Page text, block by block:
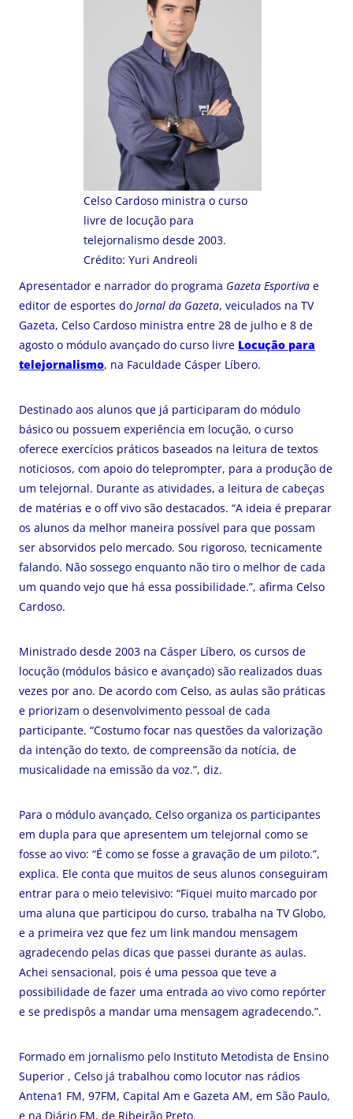
Celso Cardoso ministra o curso
livre de locução para
telejornalismo desde 2003.
Crédito: Yuri Andreoli
Apresentador e narrador do programa Gazeta Esportiva e
editor de esportes do Jornal da Gazeta, veiculados na TV
Gazeta, Celso Cardoso ministra entre 28 de julho e 8 de
agosto o módulo avançado do curso livre Locução para
telejornalismo, na Faculdade Cásper Líbero.
Destinado aos alunos que já participaram do módulo
básico ou possuem experiência em locução, o curso
oferece exercícios práticos baseados na leitura de textos
noticiosos, com apoio do teleprompter, para a produção de
um telejornal. Durante as atividades, a leitura de cabeças
de matérias e o off vivo são destacados. “A ideia é preparar
os alunos da melhor maneira possível para que possam
ser absorvidos pelo mercado. Sou rigoroso, tecnicamente
falando. Não sossego enquanto não tiro o melhor de cada
um quando vejo que há essa possibilidade.”, afirma Celso
Cardoso.
Ministrado desde 2003 na Cásper Líbero, os cursos de
locução (módulos básico e avançado) são realizados duas
vezes por ano. De acordo com Celso, as aulas são práticas
e priorizam o desenvolvimento pessoal de cada
participante. “Costumo focar nas questões da valorização
da intenção do texto, de compreensão da notícia, de
musicalidade na emissão da voz.”, diz.
Para o módulo avançado, Celso organiza os participantes
em dupla para que apresentem um telejornal como se
fosse ao vivo: “É como se fosse a gravação de um piloto.”,
explica. Ele conta que muitos de seus alunos conseguiram
entrar para o meio televisivo: “Fiquei muito marcado por
uma aluna que participou do curso, trabalha na TV Globo,
e a primeira vez que fez um link mandou mensagem
agradecendo pelas dicas que passei durante as aulas.
Achei sensacional, pois é uma pessoa que teve a
possibilidade de fazer uma entrada ao vivo como repórter
e se predispôs a mandar uma mensagem agradecendo.”.
Formado em jornalismo pelo Instituto Metodista de Ensino
Superior , Celso já trabalhou como locutor nas rádios
Antena1 FM, 97FM, Capital Am e Gazeta AM, em São Paulo,
e na Diário FM, de Ribeirão Preto.